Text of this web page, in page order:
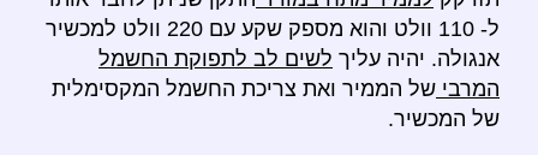
ל- 110 וולט והוא מספק שקע עם 220 וולט למכשיר
אנגולה. יהיה עליך לשים לב לתפוקת החשמל
המרבי של הממיר ואת צריכת החשמל המקסימלית
של המכשיר.